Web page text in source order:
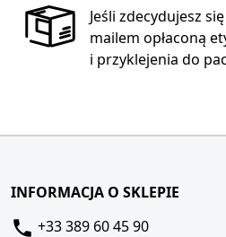
Jeśli zdecydujesz
mailem opłaconą
i przyklejenia do
INFORMACJA O SKLEPIE
+33 389 60 45 90